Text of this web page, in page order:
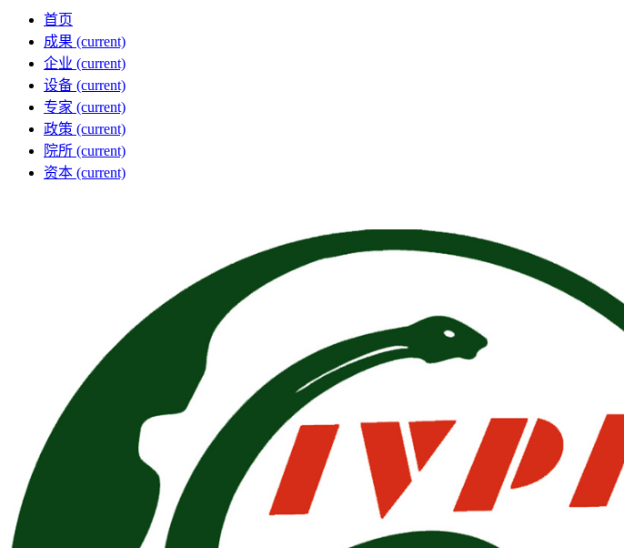
首页
成果 (current)
企业 (current)
设备 (current)
专家 (current)
政策 (current)
院所 (current)
资本 (current)